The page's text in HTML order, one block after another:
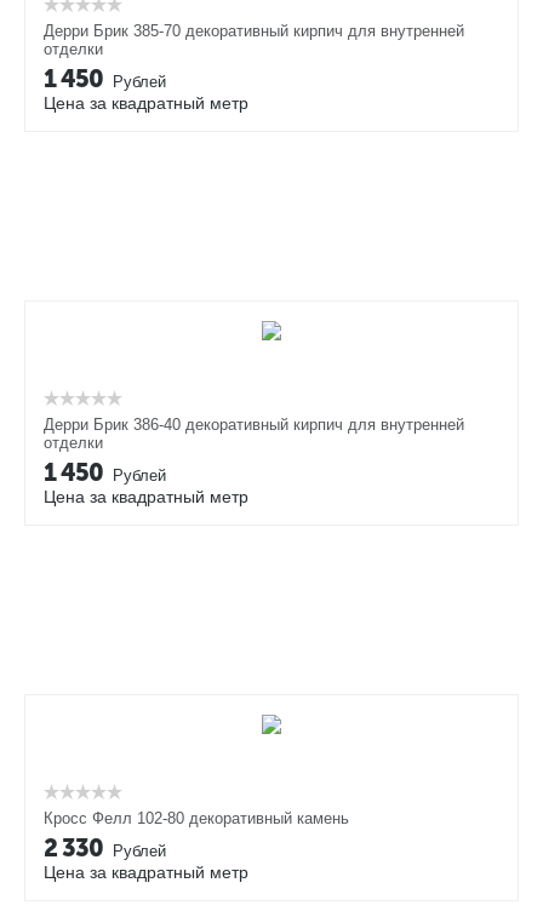
Дерри Брик 385-70 декоративный кирпич для внутренней
отделки
1 450 Рублей
Цена за квадратный метр
Дерри Брик 386-40 декоративный кирпич для внутренней
отделки
1 450 Рублей
Цена за квадратный метр
Кросс Фелл 102-80 декоративный камень
2 330 Рублей
Цена за квадратный метр